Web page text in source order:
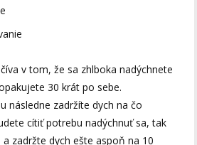
v tom, že sa zhlboka nadýchnete
30 krát po sebe.
následne zadržíte dych na čo
cítiť potrebu nadýchnuť sa, tak
zadržte dych ešte aspoň na 10